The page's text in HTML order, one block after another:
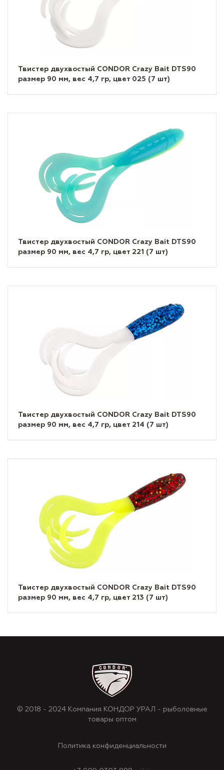
Твистер двухвостый CONDOR Crazy Bait DTS90
размер 90 мм, вес 4,7 гр, цвет 025 (7 шт)
Твистер двухвостый CONDOR Crazy Bait DTS90
размер 90 мм, вес 4,7 гр, цвет 221 (7 шт)
Твистер двухвостый CONDOR Crazy Bait DTS90
размер 90 мм, вес 4,7 гр, цвет 214 (7 шт)
Твистер двухвостый CONDOR Crazy Bait DTS90
размер 90 мм, вес 4,7 гр, цвет 213 (7 шт)
© 2018 - 2024 Компания КОНДОР УРАЛ - рыболовные
товары оптом
Политика конфиденциальности